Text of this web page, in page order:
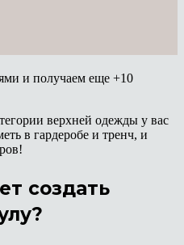
и получаем еще +10
верхней одежды у вас
в гардеробе и тренч, и
создать